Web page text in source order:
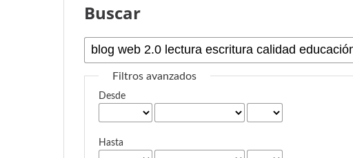
Buscar
Filtros avanzados
Desde
Hasta